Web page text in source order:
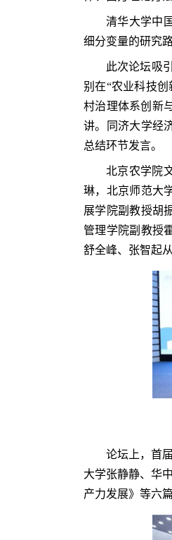
清华大学中
细分变量的研究
此次论坛吸
别在“农业科技创
村治理体系创新
讲。同济大学经
总结环节发言。
北京农学院
琳，北京师范大
展学院副教授胡
管理学院副教授
舒全峰、张智起
论坛上，首
大学张静静、华
产力发展》等六